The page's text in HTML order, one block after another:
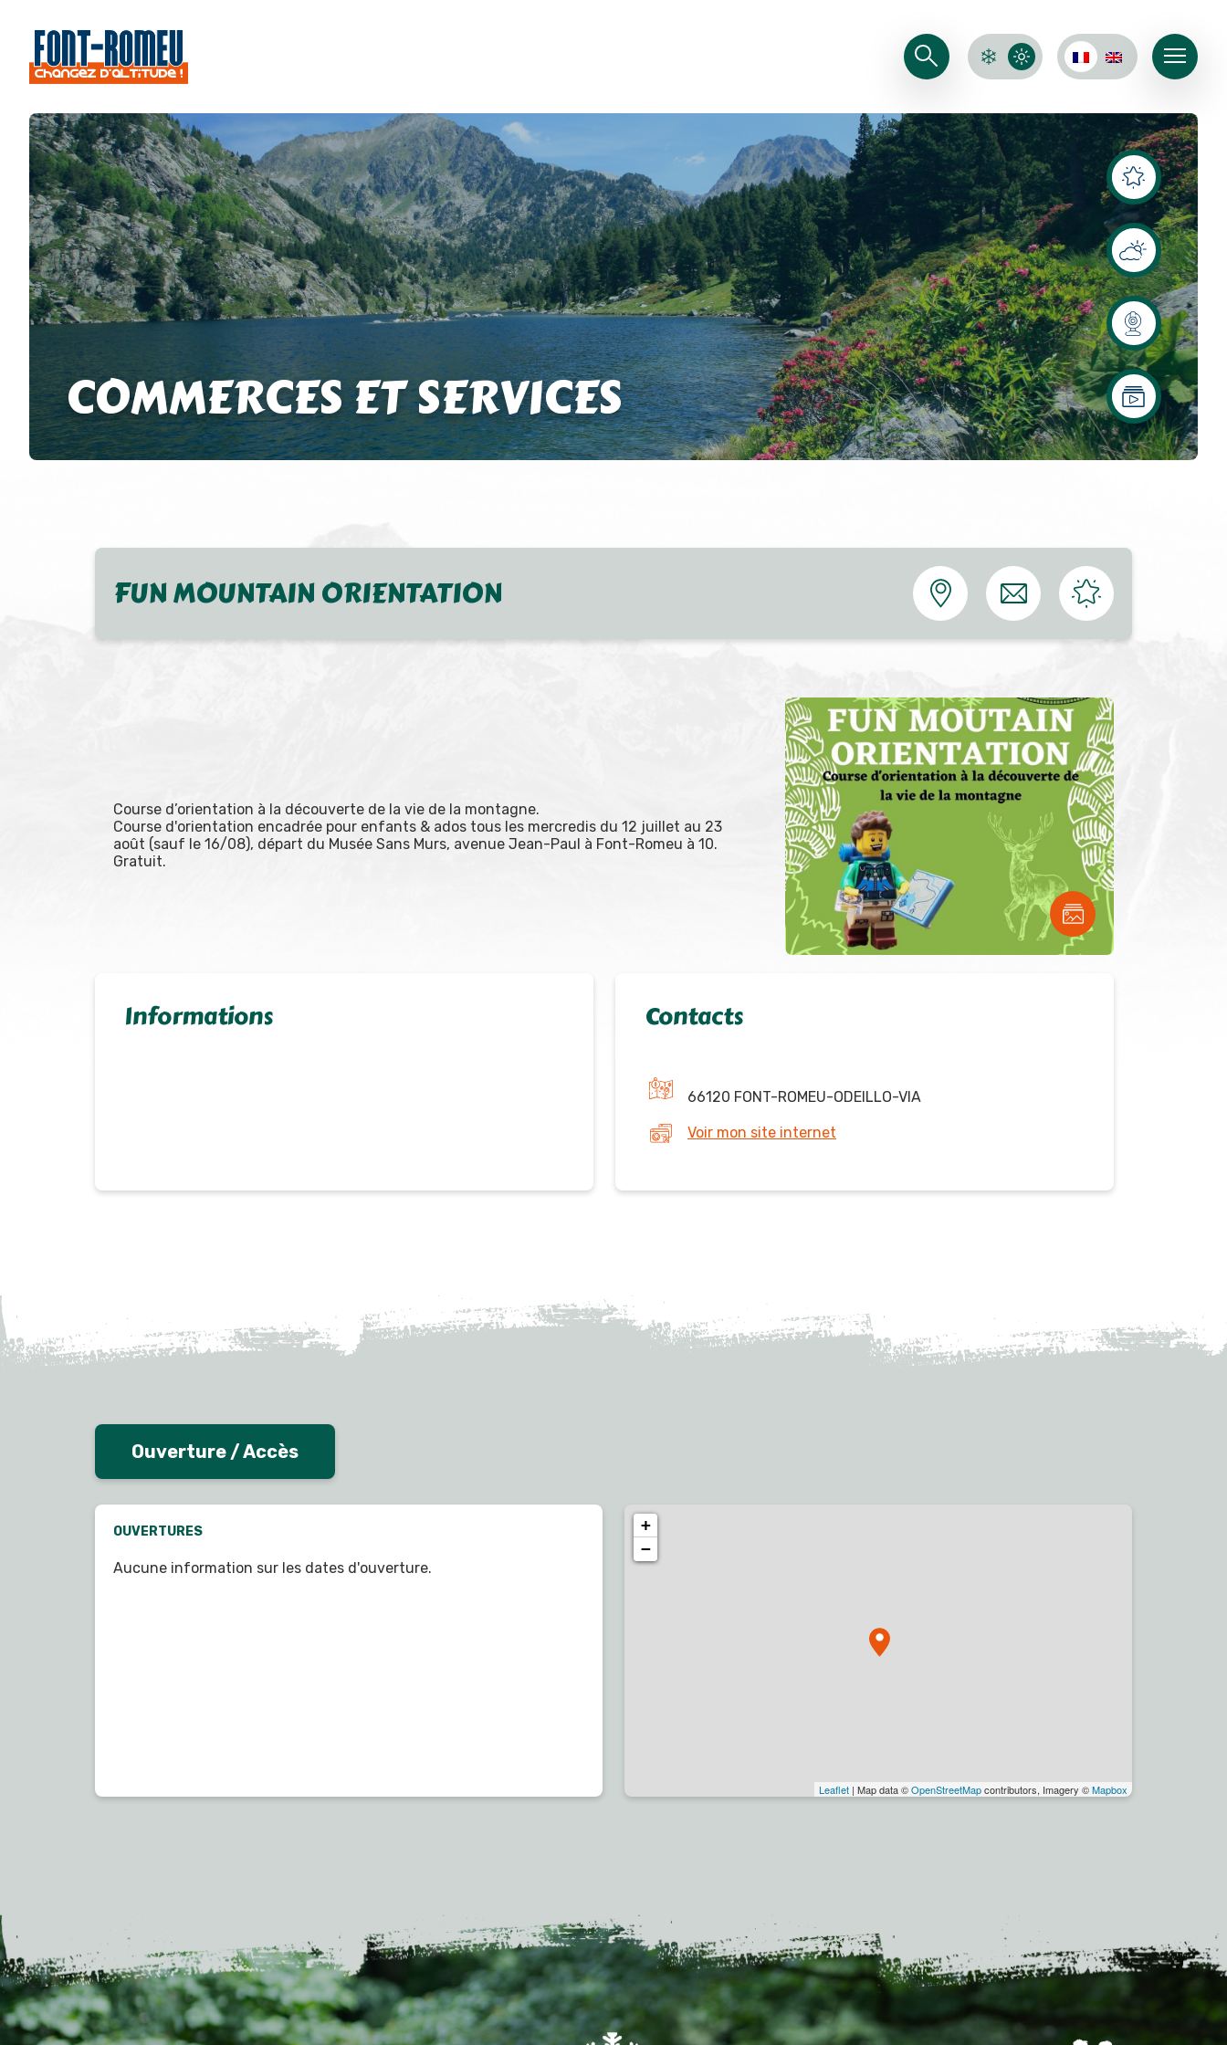
COMMERCES ET SERVICES
FUN MOUNTAIN ORIENTATION
Course d’orientation à la découverte de la vie de la montagne.
Course d'orientation encadrée pour enfants & ados tous les mercredis du 12 juillet au 23
août (sauf le 16/08), départ du Musée Sans Murs, avenue Jean-Paul à Font-Romeu à 10.
Gratuit.
Informations Contacts
66120 FONT-ROMEU-ODEILLO-VIA
Voir mon site internet
Ouverture / Accès
OUVERTURES
Aucune information sur les dates d'ouverture.
+
−
Leaflet | Map data ©OpenStreetMapcontributors, Imagery ©Mapbox